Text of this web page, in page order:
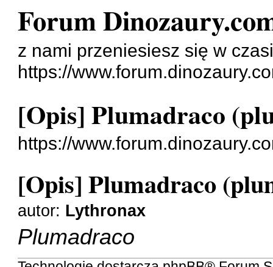
Forum
z nami przeniesiesz się w
https://
[Opis] Plumadraco
https://
[Opis] Plumadraco
autor: Lythronax
Plumadraco